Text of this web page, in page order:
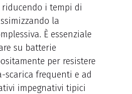
i tempi di
la
È essenziale
su batterie
per resistere
scarica frequenti e ad
impegnativi tipici